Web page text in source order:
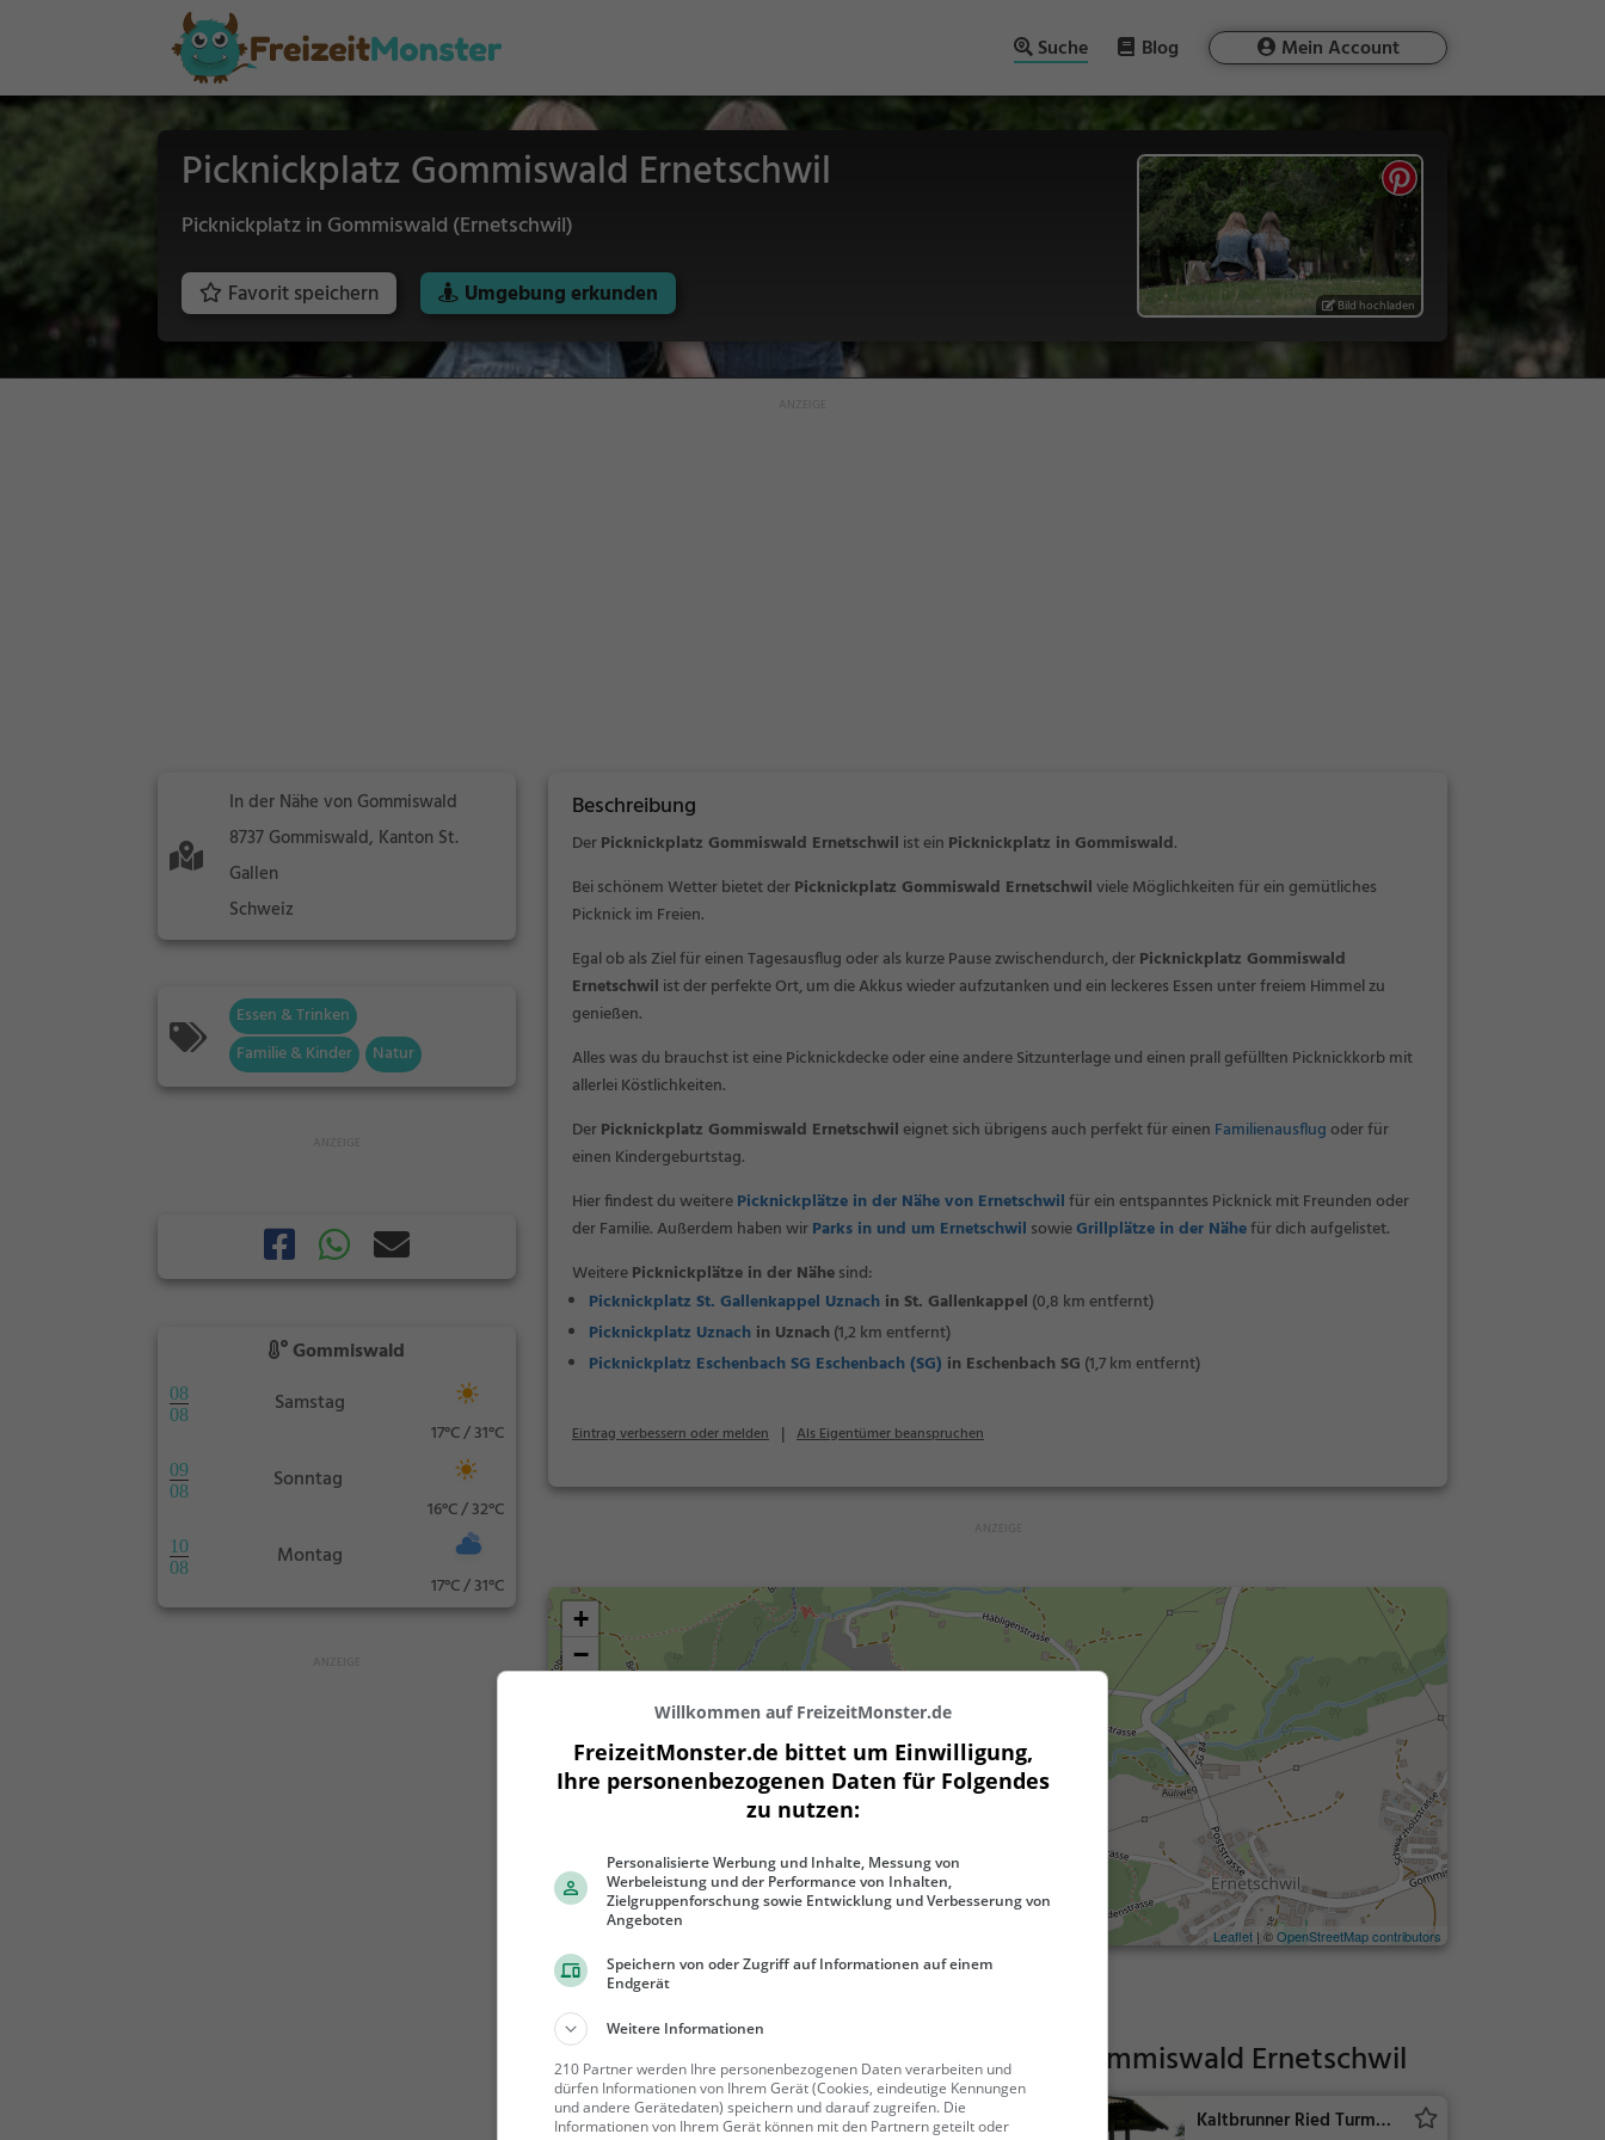
Suche Blog Mein Account
Picknickplatz Gommiswald Ernetschwil
Picknickplatz in Gommiswald (Ernetschwil)
Favorit speichern Umgebung erkunden Bild hochladen
In der Nähe von Gommiswald
8737 Gommiswald, Kanton St.
Gallen
Schweiz
Essen & Trinken
Familie & Kinder
Natur
Gommiswald
08
08
Samstag
17°C / 31°C
09
08
Sonntag
16°C / 32°C
10
08
Montag
17°C / 31°C
Beschreibung
DerPicknickplatz Gommiswald Ernetschwil ist ein Picknickplatz in Gommiswald.
Bei schönem Wetter bietet derPicknickplatz Gommiswald Ernetschwilviele Möglichkeiten für ein gemütliches
Picknick im Freien.
Egal ob als Ziel für einen Tagesausflug oder als kurze Pause zwischendurch, derPicknickplatz Gommiswald
Ernetschwil ist der perfekte Ort, um die Akkus wieder aufzutanken und ein leckeres Essen unter freiem Himmel zu
genießen.
Alles was du brauchst ist eine Picknickdecke oder eine andere Sitzunterlage und einen prall gefüllten Picknickkorb mit
allerlei Köstlichkeiten.
DerPicknickplatz Gommiswald Ernetschwileignet sich übrigens auch perfekt für einen Familienausflugoder für
einen Kindergeburtstag.
Hier findest du weiterePicknickplätze in der Nähe von Ernetschwilfür ein entspanntes Picknick mit Freunden oder
der Familie. Außerdem haben wirParks in und um Ernetschwil sowieGrillplätze in der Nähefür dich aufgelistet.
WeiterePicknickplätze in der Nähesind:
Picknickplatz St. Gallenkappel Uznach in St. Gallenkappel (0,8 km entfernt)
Picknickplatz Uznach in Uznach (1,2 km entfernt)
Picknickplatz Eschenbach SG Eschenbach (SG) in Eschenbach SG (1,7 km entfernt)
Eintrag verbessern oder melden | Als Eigentümer beanspruchen
+
−
300 m
Leaflet | ©OpenStreetMap contributors
Ähnliche Aktivitäten wiePicknickplatz Gommiswald Ernetschwil
Escape Room Uznach
Kaltbrunner Ried Turm
Willkommen auf FreizeitMonster.de
FreizeitMonster.de bittet um Einwilligung,
Ihre personenbezogenen Daten für Folgendes
zu nutzen:
Personalisierte Werbung und Inhalte, Messung von
Werbeleistung und der Performance von Inhalten,
Zielgruppenforschung sowie Entwicklung und Verbesserung von
Angeboten
Speichern von oder Zugriff auf Informationen auf einem
Endgerät
Weitere Informationen
210 Partner werden Ihre personenbezogenen Daten verarbeiten und
dürfen Informationen von Ihrem Gerät (Cookies, eindeutige Kennungen
und andere Gerätedaten) speichern und darauf zugreifen. Die
Informationen von Ihrem Gerät können mit den Partnern geteilt oder